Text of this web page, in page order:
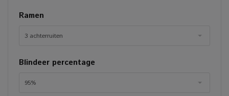
Ramen
3 achterruiten
Blindeer percentage
95%